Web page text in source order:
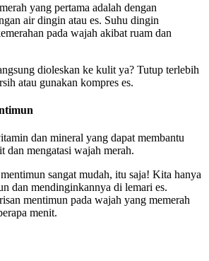
yang pertama adalah dengan
air dingin atau es. Suhu dingin
pada wajah akibat ruam dan
dioleskan ke kulit ya? Tutup terlebih
atau gunakan kompres es.
dan mineral yang dapat membantu
dan mengatasi wajah merah.
sangat mudah, itu saja! Kita hanya
dan mendinginkannya di lemari es.
mentimun pada wajah yang memerah
menit.